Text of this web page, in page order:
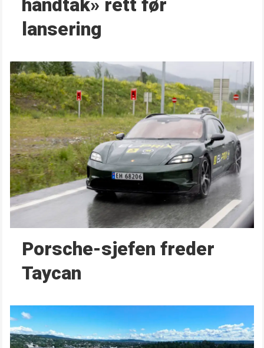
håndtak» rett før
lansering
Porsche-sjefen freder
Taycan